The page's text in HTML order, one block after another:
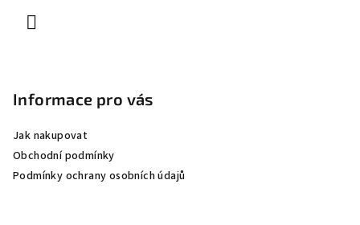
Informace pro vás
Jak nakupovat
Obchodní podmínky
Podmínky ochrany osobních údajů